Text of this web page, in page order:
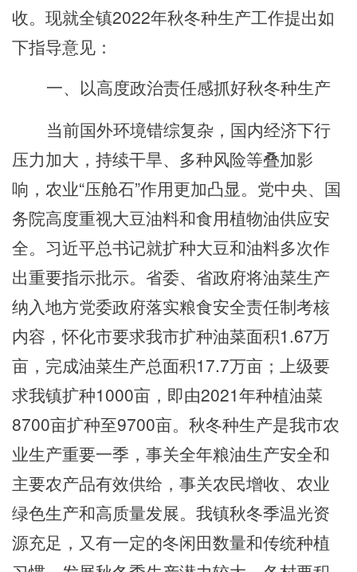
收。现就全镇2022年秋冬种生产工作提出如
下指导意见：
一、以高度政治责任感抓好秋冬种生产
当前国外环境错综复杂，国内经济下行
压力加大，持续干旱、多种风险等叠加影
响，农业“压舱石”作用更加凸显。党中央、国
务院高度重视大豆油料和食用植物油供应安
全。习近平总书记就扩种大豆和油料多次作
出重要指示批示。省委、省政府将油菜生产
纳入地方党委政府落实粮食安全责任制考核
内容，怀化市要求我市扩种油菜面积1.67万
亩，完成油菜生产总面积17.7万亩 ；上级要
求我镇扩种1000亩，即由2021年种植油菜
8700亩扩种至9700亩。 秋冬种生产是我市农
业生产重要一季，事关全年粮油生产安全和
主要农产品有效供给，事关农民增收、农业
绿色生产和高质量发展。我镇秋冬季温光资
源充足，又有一定的冬闲田数量和传统种植